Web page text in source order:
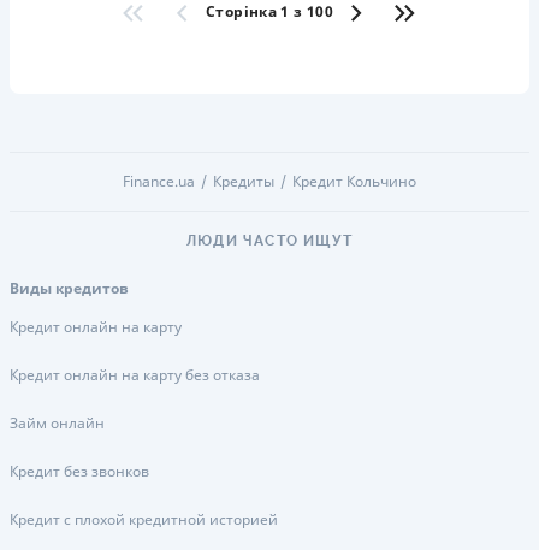
Сторінка 1 з 100
Finance.ua Кредиты Кредит Кольчино
ЛЮДИ ЧАСТО ИЩУТ
Виды кредитов
Кредит онлайн на карту
Кредит онлайн на карту без отказа
Займ онлайн
Кредит без звонков
Кредит с плохой кредитной историей